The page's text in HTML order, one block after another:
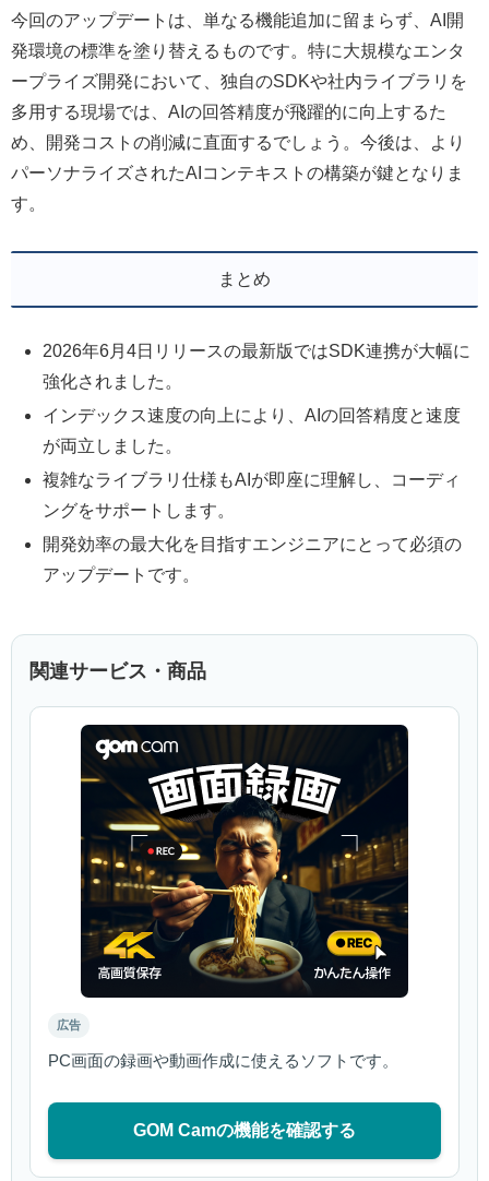
今回のアップデートは、単なる機能追加に留まらず、AI開
発環境の標準を塗り替えるものです。特に大規模なエンタ
ープライズ開発において、独自のSDKや社内ライブラリを
多用する現場では、AIの回答精度が飛躍的に向上するた
め、開発コストの削減に直面するでしょう。今後は、より
パーソナライズされたAIコンテキストの構築が鍵となりま
す。
まとめ
2026年6月4日リリースの最新版ではSDK連携が大幅に
強化されました。
インデックス速度の向上により、AIの回答精度と速度
が両立しました。
複雑なライブラリ仕様もAIが即座に理解し、コーディ
ングをサポートします。
開発効率の最大化を目指すエンジニアにとって必須の
アップデートです。
関連サービス・商品
広告
PC画面の録画や動画作成に使えるソフトです。
GOM Camの機能を確認する